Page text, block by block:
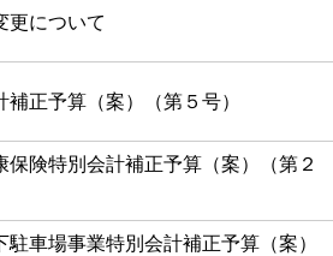
更について
正予算（案）（第５号）
険特別会計補正予算（案）（第２
車場事業特別会計補正予算（案）